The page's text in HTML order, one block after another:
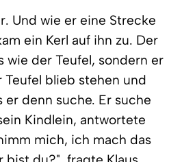
Und wie er eine Strecke
ein Kerl auf ihn zu. Der
wie der Teufel, sondern er
Teufel blieb stehen und
er denn suche. Er suche
Kindlein, antwortete
mich, ich mach das